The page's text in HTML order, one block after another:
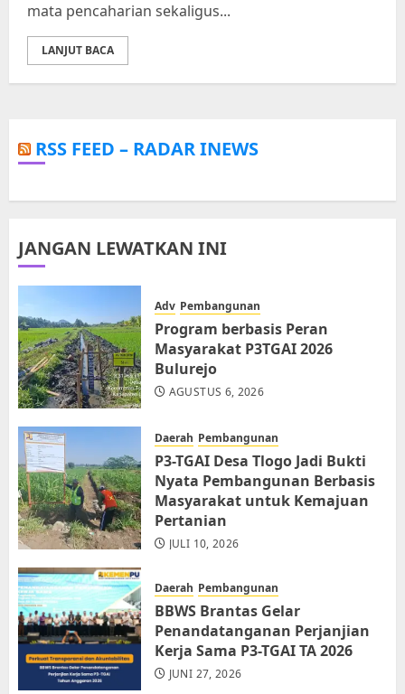
mata pencaharian sekaligus...
LANJUT BACA
RSS FEED – RADAR INEWS
JANGAN LEWATKAN INI
Adv Pembangunan
Program berbasis Peran
Masyarakat P3TGAI 2026
Bulurejo
AGUSTUS 6, 2026
Daerah Pembangunan
P3-TGAI Desa Tlogo Jadi Bukti
Nyata Pembangunan Berbasis
Masyarakat untuk Kemajuan
Pertanian
JULI 10, 2026
Daerah Pembangunan
BBWS Brantas Gelar
Penandatanganan Perjanjian
Kerja Sama P3-TGAI TA 2026
JUNI 27, 2026